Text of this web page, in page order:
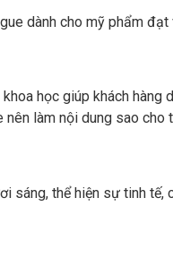
dành cho mỹ phẩm
học giúp khách
làm nội dung sao
sáng, thể hiện sự tinh